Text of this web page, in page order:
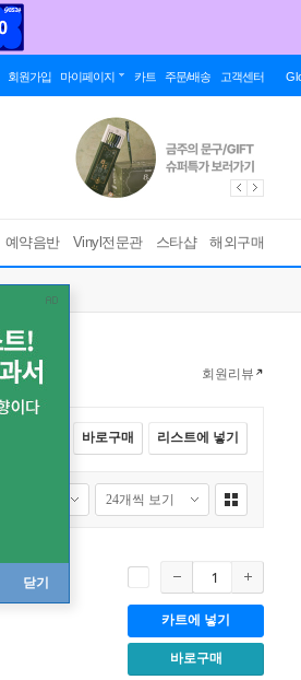
회원가입 마이페이지 카트 주문/배송 고객센터
예약음반 Vinyl전문관 스타샵 해외구매
닫기
회원리뷰
바로구매 리스트에 넣기
카트에 넣기
바로구매